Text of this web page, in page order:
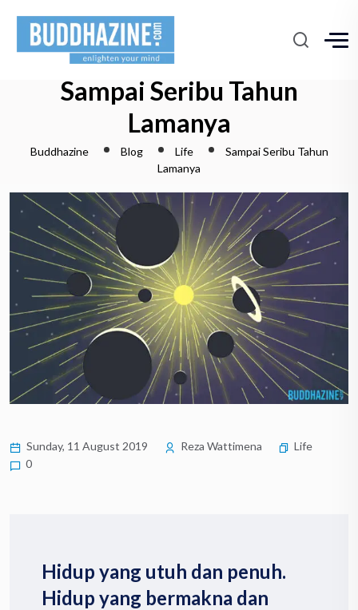
Sampai Seribu Tahun
Lamanya
Buddhazine Blog Life
Sampai Seribu Tahun
Lamanya
Sunday, 11 August 2019 Reza Wattimena
Life
0
Hidup yang utuh dan penuh.
Hidup yang bermakna dan